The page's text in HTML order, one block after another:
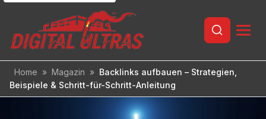
Inhalt
Home » Magazin » Backlinks aufbauen – Strategien,
Beispiele & Schritt-für-Schritt-Anleitung